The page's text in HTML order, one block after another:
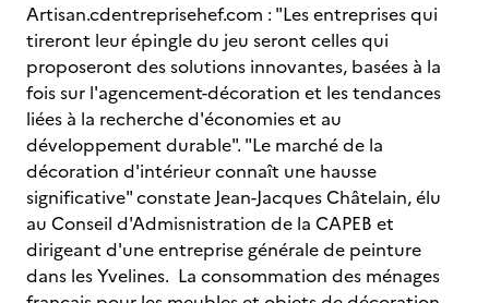
Artisan.cdentreprisehef.com : "Les entreprises qui
tireront leur épingle du jeu seront celles qui
proposeront des solutions innovantes, basées à la
fois sur l'agencement-décoration et les tendances
liées à la recherche d'économies et au
développement durable". "Le marché de la
décoration d'intérieur connaît une hausse
significative" constate Jean-Jacques Châtelain, élu
au Conseil d'Admisnistration de la CAPEB et
dirigeant d'une entreprise générale de peinture
dans les Yvelines. La consommation des ménages